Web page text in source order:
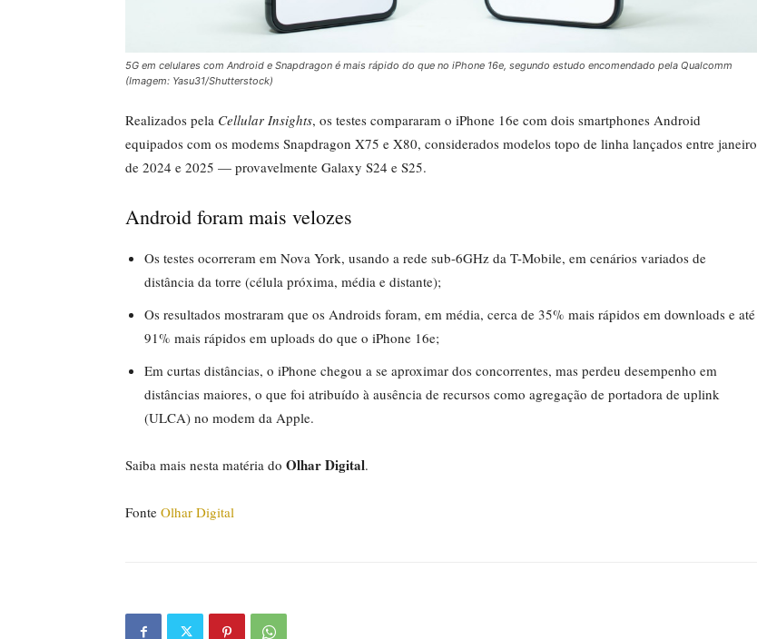
5G em celulares com Android e Snapdragon é mais rápido do que no iPhone 16e, segundo estudo encomendado pela Qualcomm
(Imagem: Yasu31/Shutterstock)
Realizados pela Cellular Insights, os testes compararam o iPhone 16e com dois smartphones Android
equipados com os modems Snapdragon X75 e X80, considerados modelos topo de linha lançados entre janeiro
de 2024 e 2025 — provavelmente Galaxy S24 e S25.
Android foram mais velozes
Os testes ocorreram em Nova York, usando a rede sub-6GHz da T-Mobile, em cenários variados de
distância da torre (célula próxima, média e distante);
Os resultados mostraram que os Androids foram, em média, cerca de 35% mais rápidos em downloads e até
91% mais rápidos em uploads do que o iPhone 16e;
Em curtas distâncias, o iPhone chegou a se aproximar dos concorrentes, mas perdeu desempenho em
distâncias maiores, o que foi atribuído à ausência de recursos como agregação de portadora de uplink
(ULCA) no modem da Apple.
Saiba mais nesta matéria do Olhar Digital.
Fonte Olhar Digital